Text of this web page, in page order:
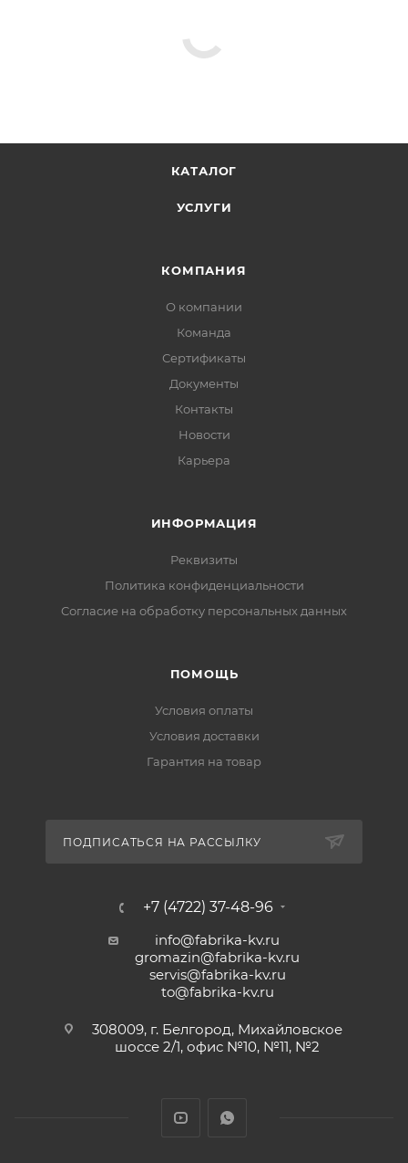
КАТАЛОГ
УСЛУГИ
КОМПАНИЯ
О компании
Команда
Сертификаты
Документы
Контакты
Новости
Карьера
ИНФОРМАЦИЯ
Реквизиты
Политика конфиденциальности
Cогласие на обработку персональных данных
ПОМОЩЬ
Условия оплаты
Условия доставки
Гарантия на товар
ПОДПИСАТЬСЯ НА РАССЫЛКУ
+7 (4722) 37-48-96
info@fabrika-kv.ru
gromazin@fabrika-kv.ru
servis@fabrika-kv.ru
to@fabrika-kv.ru
308009, г. Белгород, Михайловское
шоссе 2/1, офис №10, №11, №2